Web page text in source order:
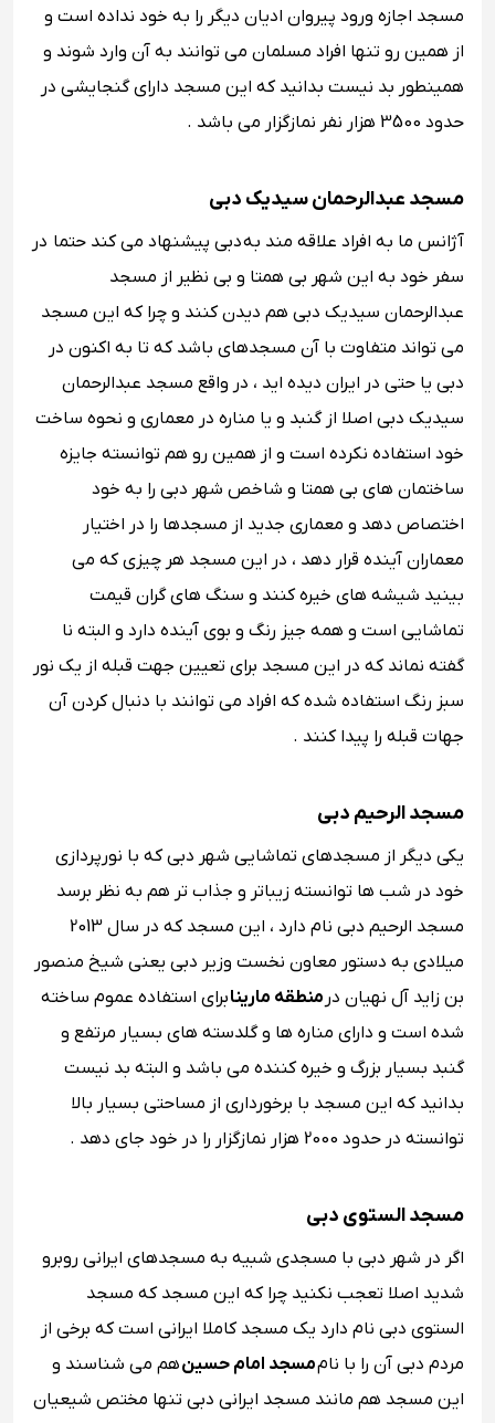
مسجد اجازه ورود پیروان ادیان دیگر را به خود نداده است و
از همین رو تنها افراد مسلمان می توانند به آن وارد شوند و
همینطور بد نیست بدانید که این مسجد دارای گنجایشی در
حدود 3500 هزار نفر نمازگزار می باشد .
مسجد عبدالرحمان سیدیک دبی
آژانس ما به افراد علاقه مند به دبی پیشنهاد می کند حتما در
سفر خود به این شهر بی همتا و بی نظیر از مسجد
عبدالرحمان سیدیک دبی هم دیدن کنند و چرا که این مسجد
می تواند متفاوت با آن مسجدهای باشد که تا به اکنون در
دبی یا حتی در ایران دیده اید ، در واقع مسجد عبدالرحمان
سیدیک دبی اصلا از گنبد و یا مناره در معماری و نحوه ساخت
خود استفاده نکرده است و از همین رو هم توانسته جایزه
ساختمان های بی همتا و شاخص شهر دبی را به خود
اختصاص دهد و معماری جدید از مسجدها را در اختیار
معماران آینده قرار دهد ، در این مسجد هر چیزی که می
بینید شیشه های خیره کنند و سنگ های گران قیمت
تماشایی است و همه جیز رنگ و بوی آینده دارد و البته نا
گفته نماند که در این مسجد برای تعیین جهت قبله از یک نور
سبز رنگ استفاده شده که افراد می توانند با دنبال کردن آن
جهات قبله را پیدا کنند .
مسجد الرحیم دبی
یکی دیگر از مسجدهای تماشایی شهر دبی که با نورپردازی
خود در شب ها توانسته زیباتر و جذاب تر هم به نظر برسد
مسجد الرحیم دبی نام دارد ، این مسجد که در سال 2013
میلادی به دستور معاون نخست وزیر دبی یعنی شیخ منصور
بن زاید آل نهیان در منطقه مارینابرای استفاده عموم ساخته
شده است و دارای مناره ها و گلدسته های بسیار مرتفع و
گنبد بسیار بزرگ و خیره کننده می باشد و البته بد نیست
بدانید که این مسجد با برخورداری از مساحتی بسیار بالا
توانسته در حدود 2000 هزار نمازگزار را در خود جای دهد .
مسجد الستوی دبی
اگر در شهر دبی با مسجدی شبیه به مسجدهای ایرانی روبرو
شدید اصلا تعجب نکنید چرا که این مسجد که مسجد
الستوی دبی نام دارد یک مسجد کاملا ایرانی است که برخی از
مردم دبی آن را با ناممسجد امام حسینهم می شناسند و
این مسجد هم مانند مسجد ایرانی دبی تنها مختص شیعیان